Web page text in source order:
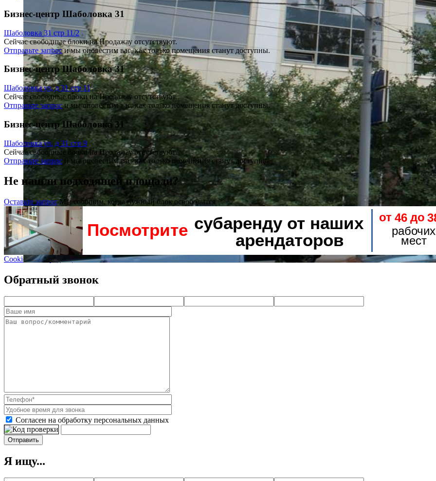
Бизнес-центр Шаболовка 31
Шаболовка 31 стр 11/2
Сейчас свободные блоки на Продажау отсутствуют.
Отправьте запроси мы оповестим вас, как только помещения станут доступны.
Бизнес-центр Шаболовка 31
Шаболовка ул, д 31 стр 11
Сейчас свободные блоки на Продажау отсутствуют.
Отправьте запроси мы оповестим вас, как только помещения станут доступны.
Бизнес-центр Шаболовка 31
Шаболовка ул, д 31 стр 9
Сейчас свободные блоки на Продажау отсутствуют.
Отправьте запрос и мы оповестим вас, как только помещения станут доступны.
Не нашли подходящей площади?
Оставьте запрос Мы сообщим, когда нужный блок освободится
Посмотрите субаренду от наших
арендаторов
от 46 до
рабочих
мест
Cookie и Конфиденциальность
Обратный звонок
Согласен на обработку персональных данных
Я ищу...